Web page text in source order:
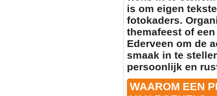
is om eigen
fotokaders.
themafeest of
Ederveen om de
smaak in te
persoonlijk en
WAAROM EEN